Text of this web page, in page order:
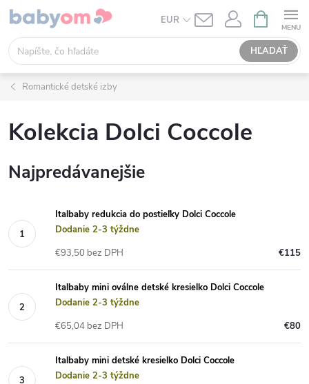
Prejsť
obsah
EUR
HĽADAŤ
KOŠÍK
Romantické detské izby
Kolekcia Dolci Coccole
Najpredávanejšie
Italbaby redukcia do postieľky Dolci Coccole
Dodanie 2-3 týždne
€115
€93,50 bez DPH
Italbaby mini oválne detské kresielko Dolci Coccole
Dodanie 2-3 týždne
€80
€65,04 bez DPH
Italbaby mini detské kresielko Dolci Coccole
Dodanie 2-3 týždne